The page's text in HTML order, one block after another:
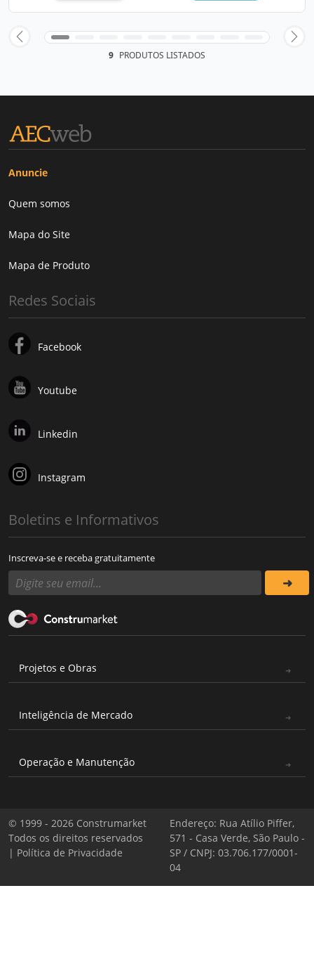
9 PRODUTOS LISTADOS
Anuncie
Quem somos
Mapa do Site
Mapa de Produto
Redes Sociais
Facebook
Youtube
Linkedin
Instagram
Boletins e Informativos
Inscreva-se e receba gratuitamente
Projetos e Obras
Inteligência de Mercado
Operação e Manutenção
© 1999 - 2026 Construmarket
Todos os direitos reservados
| Política de Privacidade
Endereço: Rua Atílio Piffer,
571 - Casa Verde, São Paulo -
SP / CNPJ: 03.706.177/0001-
04